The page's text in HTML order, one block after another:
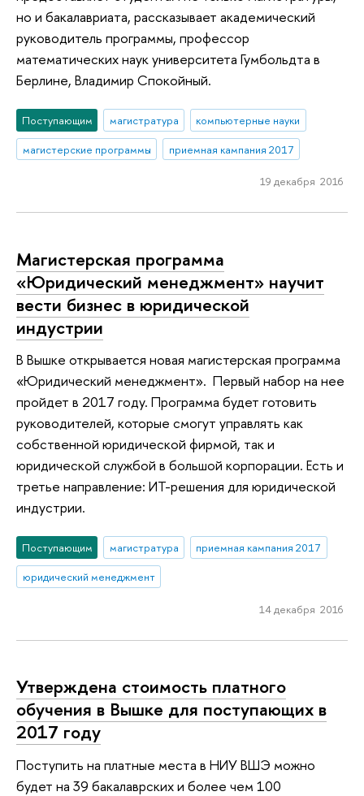
но и бакалавриата, рассказывает академический
руководитель программы, профессор
математических наук университета Гумбольдта в
Берлине, Владимир Спокойный.
Поступающим магистратура
компьютерные науки
магистерские программы
приемная кампания 2017
19 декабря 2016
Магистерская программа
«Юридический менеджмент» научит
вести бизнес в юридической
индустрии
В Вышке открывается новая магистерская программа
«Юридический менеджмент». Первый набор на нее
пройдет в 2017 году. Программа будет готовить
руководителей, которые смогут управлять как
собственной юридической фирмой, так и
юридической службой в большой корпорации. Есть и
третье направление: ИТ-решения для юридической
индустрии.
Поступающим магистратура
приемная кампания 2017
юридический менеджмент
14 декабря 2016
Утверждена стоимость платного
обучения в Вышке для поступающих в
2017 году
Поступить на платные места в НИУ ВШЭ можно
будет на 39 бакалаврских и более чем 100